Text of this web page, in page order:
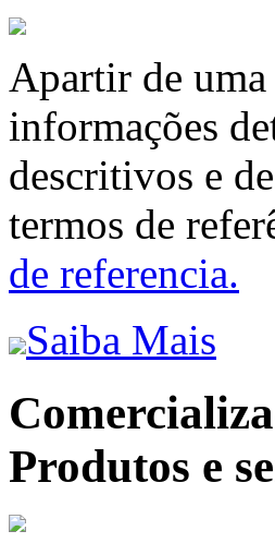
Apartir de uma
informações
descritivos e
termos de
de referencia.
Saiba Mais
Produtos e